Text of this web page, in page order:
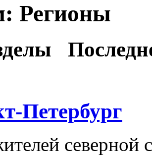
Регионы
Петербург
северной